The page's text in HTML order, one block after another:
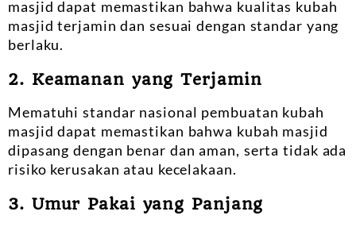
masjid dapat memastikan bahwa kualitas kubah
masjid terjamin dan sesuai dengan standar yang
berlaku.
2. Keamanan yang Terjamin
Mematuhi standar nasional pembuatan kubah
masjid dapat memastikan bahwa kubah masjid
dipasang dengan benar dan aman, serta tidak ada
risiko kerusakan atau kecelakaan.
3. Umur Pakai yang Panjang